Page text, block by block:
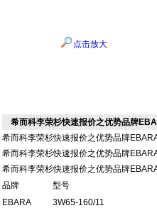
点击放大
希而科李荣杉快速报价之优势品牌
希而科李荣杉快速报价之优势品牌
希而科李荣杉快速报价之优势品牌
希而科李荣杉快速报价之优势品牌
品牌
型号
EBARA
3W65-160/11